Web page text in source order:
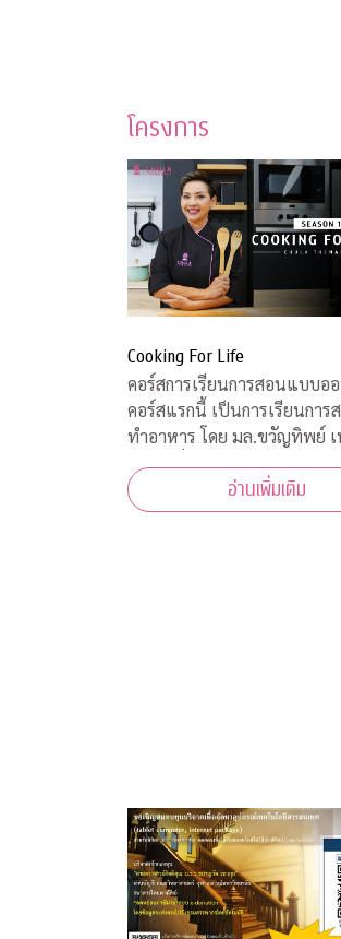
โครงการ
Cooking For Life
คอร์สการเรียนการสอนแบบอ
คอร์สแรกนี้ เป็นการเรียนการ
ทำอาหาร โดย มล.ขวัญทิพย์
เป็นผู้เชี่ยวชาญทางด้านอาหา
ประเภท และในแต่ละ Episode
ความร่วมมือจากคณาจารย์ ผู้
อ่านเพิ่มเติม